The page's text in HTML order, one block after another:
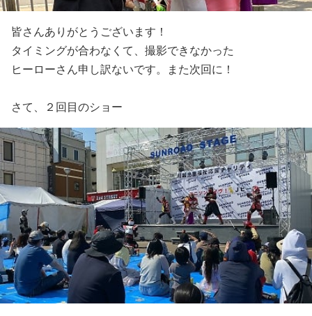
皆さんありがとうございます！
タイミングが合わなくて、撮影できなかった
ヒーローさん申し訳ないです。また次回に！
さて、２回目のショー